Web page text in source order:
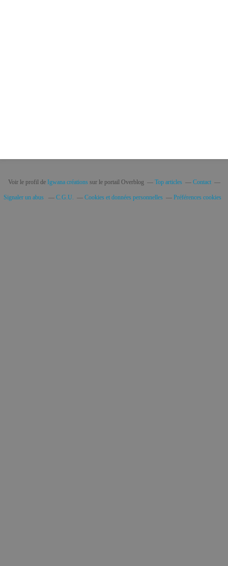
Voir le profil de Igwana créationssur le portail Overblog Top articles Contact
Signaler un abus C.G.U. Cookies et données personnelles Préférences cookies